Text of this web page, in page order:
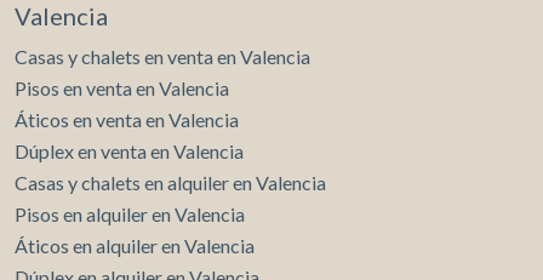
Valencia
Casas y chalets en venta en Valencia
Pisos en venta en Valencia
Áticos en venta en Valencia
Dúplex en venta en Valencia
Casas y chalets en alquiler en Valencia
Pisos en alquiler en Valencia
Áticos en alquiler en Valencia